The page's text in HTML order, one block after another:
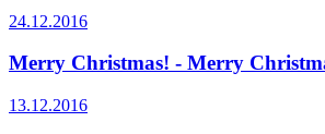
24.12.2016
Merry Christmas! - Merry
13.12.2016